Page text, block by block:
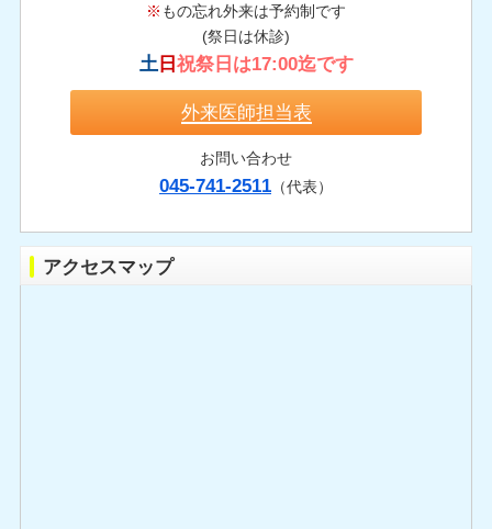
※ もの忘れ外来は予約制です
(祭日は休診)
土日祝祭日は17:00迄です
外来医師担当表
お問い合わせ
045-741-2511 （代表）
アクセスマップ